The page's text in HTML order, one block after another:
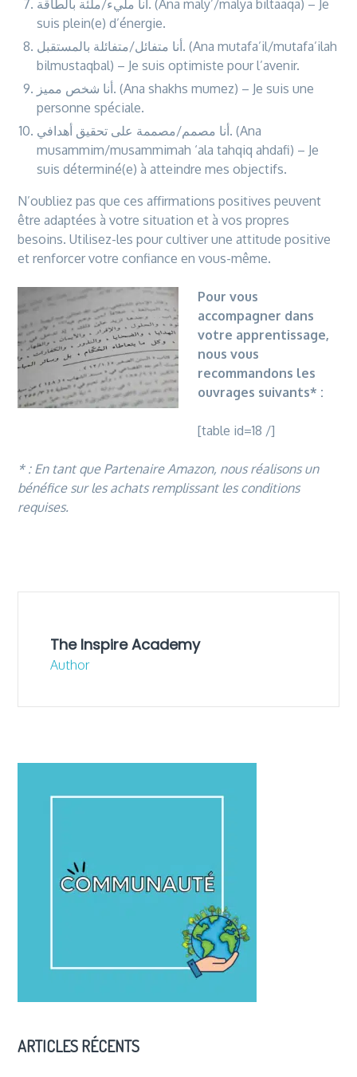
أنا مليء/ملئة بالطاقة. (Ana maly’/malya biltaaqa) – Je
suis plein(e) d’énergie.
أنا متفائل/متفائلة بالمستقبل. (Ana mutafa’il/mutafa’ilah
bilmustaqbal) – Je suis optimiste pour l’avenir.
أنا شخص مميز. (Ana shakhs mumez) – Je suis une
personne spéciale.
أنا مصمم/مصممة على تحقيق أهدافي. (Ana
musammim/musammimah ‘ala tahqiq ahdafi) – Je
suis déterminé(e) à atteindre mes objectifs.
N’oubliez pas que ces affirmations positives peuvent
être adaptées à votre situation et à vos propres
besoins. Utilisez-les pour cultiver une attitude positive
et renforcer votre confiance en vous-même.
Pour vous
accompagner dans
votre apprentissage,
nous vous
recommandons les
ouvrages suivants* :
[table id=18 /]
* : En tant que Partenaire Amazon, nous réalisons un
bénéfice sur les achats remplissant les conditions
requises.
The Inspire Academy
Author
ARTICLES RÉCENTS